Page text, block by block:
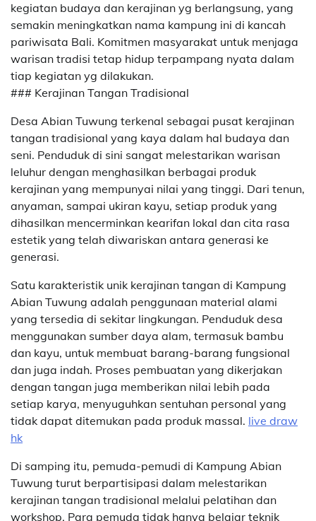
kegiatan budaya dan kerajinan yg berlangsung, yang
semakin meningkatkan nama kampung ini di kancah
pariwisata Bali. Komitmen masyarakat untuk menjaga
warisan tradisi tetap hidup terpampang nyata dalam
tiap kegiatan yg dilakukan.
### Kerajinan Tangan Tradisional
Desa Abian Tuwung terkenal sebagai pusat kerajinan
tangan tradisional yang kaya dalam hal budaya dan
seni. Penduduk di sini sangat melestarikan warisan
leluhur dengan menghasilkan berbagai produk
kerajinan yang mempunyai nilai yang tinggi. Dari tenun,
anyaman, sampai ukiran kayu, setiap produk yang
dihasilkan mencerminkan kearifan lokal dan cita rasa
estetik yang telah diwariskan antara generasi ke
generasi.
Satu karakteristik unik kerajinan tangan di Kampung
Abian Tuwung adalah penggunaan material alami
yang tersedia di sekitar lingkungan. Penduduk desa
menggunakan sumber daya alam, termasuk bambu
dan kayu, untuk membuat barang-barang fungsional
dan juga indah. Proses pembuatan yang dikerjakan
dengan tangan juga memberikan nilai lebih pada
setiap karya, menyuguhkan sentuhan personal yang
tidak dapat ditemukan pada produk massal. live draw
hk
Di samping itu, pemuda-pemudi di Kampung Abian
Tuwung turut berpartisipasi dalam melestarikan
kerajinan tangan tradisional melalui pelatihan dan
workshop. Para pemuda tidak hanya belajar teknik